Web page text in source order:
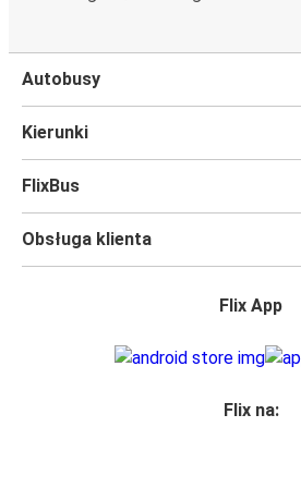
trasie Flensburg - Paryż
Podróż na trasie Flensburg - Paryż
oznacza wygodną podróż w wielkim
podręcznego i jedną sztukę
martwić, że nie wystarczy Ci miejsca
miejsce siedzącew naszych
zakupu biletu. Do wyboru masz
Autobusy
Kierunki
FlixBus
Obsługa klienta
Flix App
Flix na: